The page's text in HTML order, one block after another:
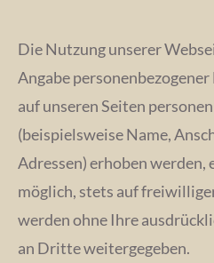
Die Nutzung unserer
Angabe
auf unseren Seiten
(beispielsweise Name,
Adressen) erhoben werden,
möglich, stets auf
werden ohne Ihre
an Dritte weitergegeben.